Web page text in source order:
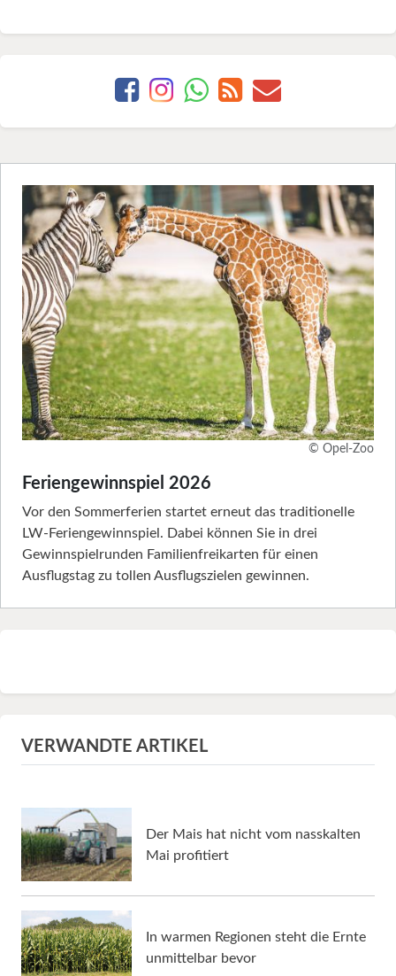
© Opel-Zoo
Feriengewinnspiel 2026
Vor den Sommerferien startet erneut das traditionelle
LW-Feriengewinnspiel. Dabei können Sie in drei
Gewinnspielrunden Familienfreikarten für einen
Ausflugstag zu tollen Ausflugszielen gewinnen.
VERWANDTE ARTIKEL
Der Mais hat nicht vom nasskalten
Mai profitiert
In warmen Regionen steht die Ernte
unmittelbar bevor